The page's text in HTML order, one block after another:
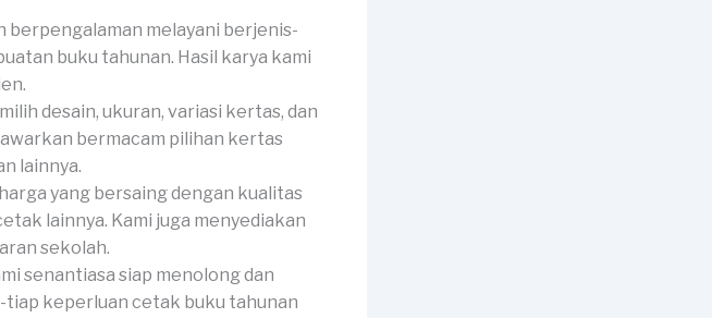
berpengalaman melayani berjenis-
buku tahunan. Hasil karya kami
desain, ukuran, variasi kertas, dan
bermacam pilihan kertas
lainnya.
yang bersaing dengan kualitas
lainnya. Kami juga menyediakan
sekolah.
senantiasa siap menolong dan
keperluan cetak buku tahunan